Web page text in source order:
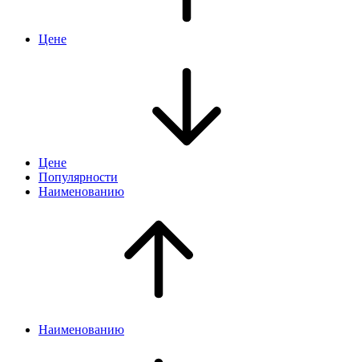
Цене
Цене
Популярности
Наименованию
Наименованию